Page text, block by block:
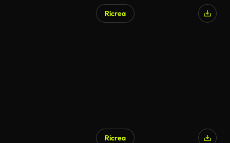
Ricrea
Ricrea